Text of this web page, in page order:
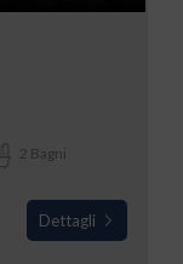
2 Bagni
Dettagli